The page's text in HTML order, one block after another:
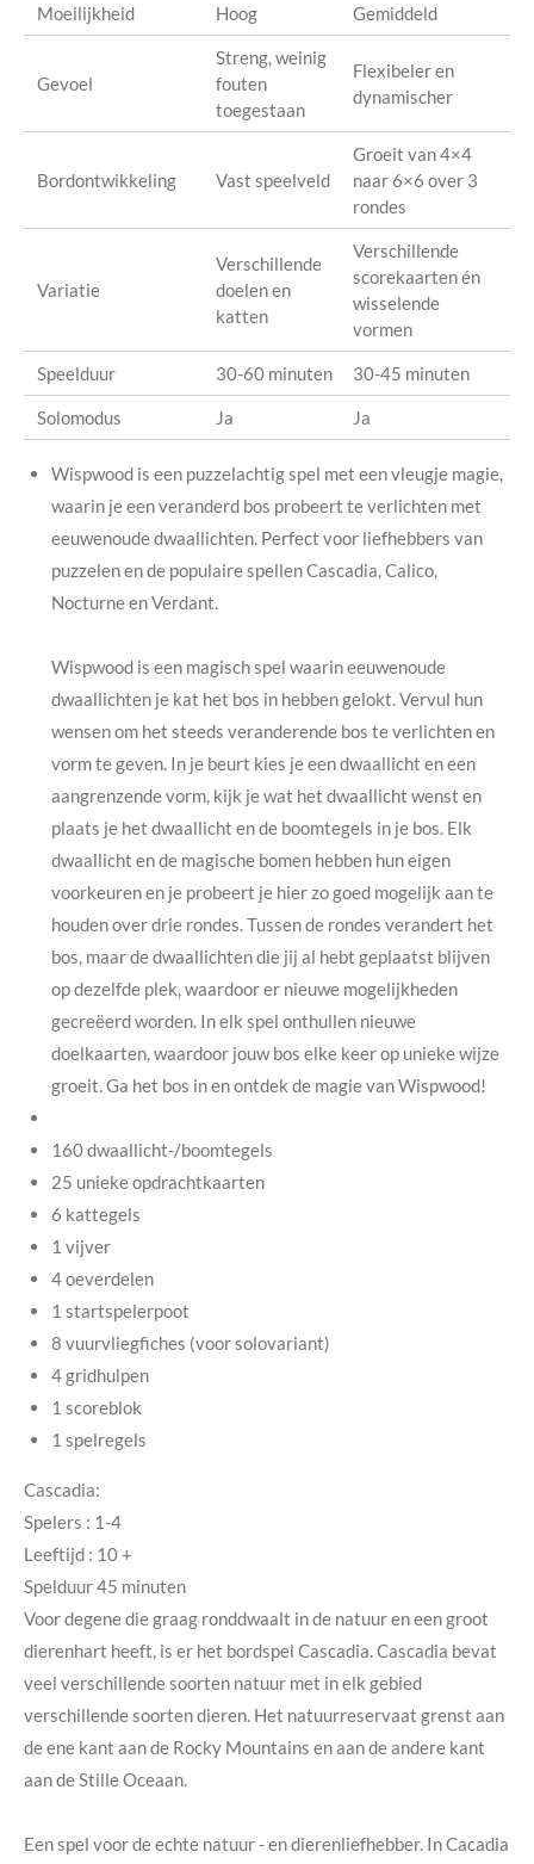
Moeilijkheid Hoog Gemiddeld
Gevoel
Streng, weinig
fouten
toegestaan
Flexibeler en
dynamischer
Bordontwikkeling Vast speelveld
Groeit van 4×4
naar 6×6 over 3
rondes
Variatie
Verschillende
doelen en
katten
Verschillende
scorekaarten én
wisselende
vormen
Speelduur 30-60 minuten 30-45 minuten
Solomodus Ja Ja
Wispwood is een puzzelachtig spel met een vleugje magie,
waarin je een veranderd bos probeert te verlichten met
eeuwenoude dwaallichten. Perfect voor liefhebbers van
puzzelen en de populaire spellen Cascadia, Calico,
Nocturne en Verdant.
Wispwood is een magisch spel waarin eeuwenoude
dwaallichten je kat het bos in hebben gelokt. Vervul hun
wensen om het steeds veranderende bos te verlichten en
vorm te geven. In je beurt kies je een dwaallicht en een
aangrenzende vorm, kijk je wat het dwaallicht wenst en
plaats je het dwaallicht en de boomtegels in je bos. Elk
dwaallicht en de magische bomen hebben hun eigen
voorkeuren en je probeert je hier zo goed mogelijk aan te
houden over drie rondes. Tussen de rondes verandert het
bos, maar de dwaallichten die jij al hebt geplaatst blijven
op dezelfde plek, waardoor er nieuwe mogelijkheden
gecreëerd worden. In elk spel onthullen nieuwe
doelkaarten, waardoor jouw bos elke keer op unieke wijze
groeit. Ga het bos in en ontdek de magie van Wispwood!
160 dwaallicht-/boomtegels
25 unieke opdrachtkaarten
6 kattegels
1 vijver
4 oeverdelen
1 startspelerpoot
8 vuurvliegfiches (voor solovariant)
4 gridhulpen
1 scoreblok
1 spelregels
Cascadia:
Spelers : 1-4
Leeftijd : 10 +
Spelduur 45 minuten
Voor degene die graag ronddwaalt in de natuur en een groot
dierenhart heeft, is er het bordspel Cascadia. Cascadia bevat
veel verschillende soorten natuur met in elk gebied
verschillende soorten dieren. Het natuurreservaat grenst aan
de ene kant aan de Rocky Mountains en aan de andere kant
aan de Stille Oceaan.
Een spel voor de echte natuur - en dierenliefhebber. In Cacadia